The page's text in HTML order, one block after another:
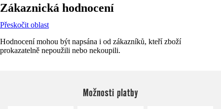
Zákaznická hodnocení
Přeskočit oblast
Hodnocení mohou být napsána i od zákazníků, kteří zboží
prokazatelně nepoužili nebo nekoupili.
Možnosti platby